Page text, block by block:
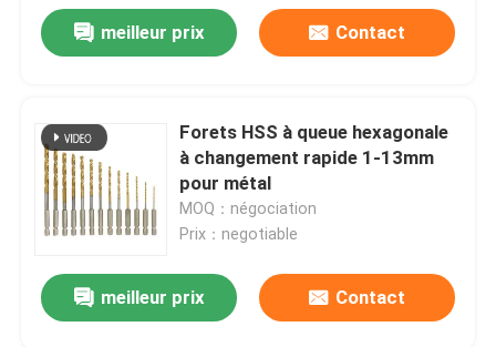
meilleur prix Contact
Forets HSS à queue hexagonale
à changement rapide 1-13mm
pour métal
MOQ：négociation
Prix：negotiable
meilleur prix Contact